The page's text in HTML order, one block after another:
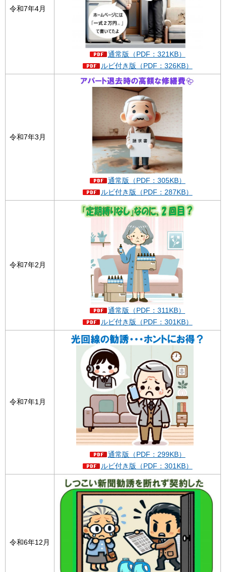
令和7年4月
通常版（PDF：321KB）
ルビ付き版（PDF：326KB）
令和7年3月
通常版（PDF：305KB）
ルビ付き版（PDF：287KB）
令和7年2月
通常版（PDF：311KB）
ルビ付き版（PDF：301KB）
令和7年1月
通常版（PDF：299KB）
ルビ付き版（PDF：301KB）
令和6年12月